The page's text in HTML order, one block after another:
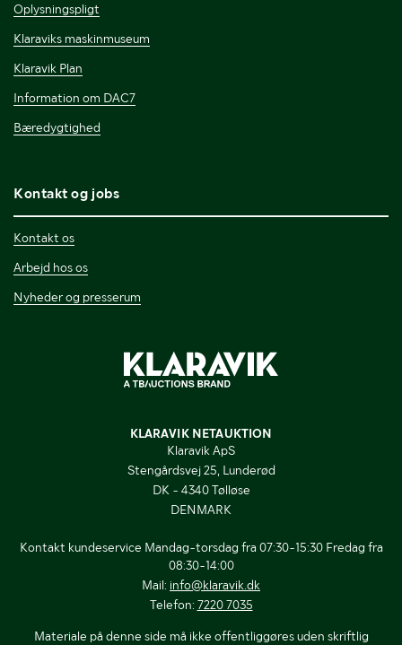
Oplysningspligt
Klaraviks maskinmuseum
Klaravik Plan
Information om DAC7
Bæredygtighed
Kontakt og jobs
Kontakt os
Arbejd hos os
Nyheder og presserum
KLARAVIK NETAUKTION
Klaravik ApS
Stengårdsvej 25, Lunderød
DK - 4340 Tølløse
DENMARK
Kontakt kundeservice Mandag-torsdag fra 07:30-15:30 Fredag fra
08:30-14:00
Mail: info@klaravik.dk
Telefon: 7220 7035
Materiale på denne side må ikke offentliggøres uden skriftlig